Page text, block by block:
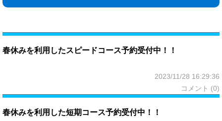
春休みを利用したスピードコース予約受付中！！
2023/11/28 16:29:36
コメント (0)
春休みを利用した短期コース予約受付中！！